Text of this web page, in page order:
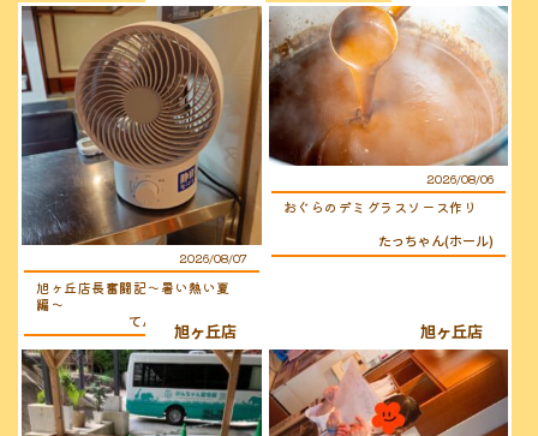
2026/08/07
旭ヶ丘店長奮闘記〜暑い熱い夏
編〜
てんちょ〜（店長）
2026/08/06
おぐらのデミグラスソース作り
たっちゃん(ホール)
旭ヶ丘店 旭ヶ丘店